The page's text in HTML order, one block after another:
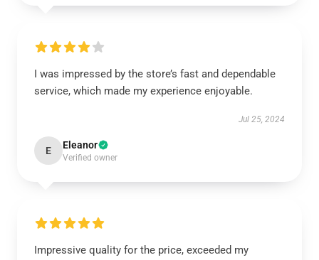
I was impressed by the store’s fast and dependable
service, which made my experience enjoyable.
Jul 25, 2024
E Eleanor
Verified owner
Impressive quality for the price, exceeded my